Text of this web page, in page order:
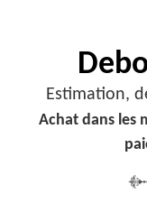
Estimation,
Achat dans les